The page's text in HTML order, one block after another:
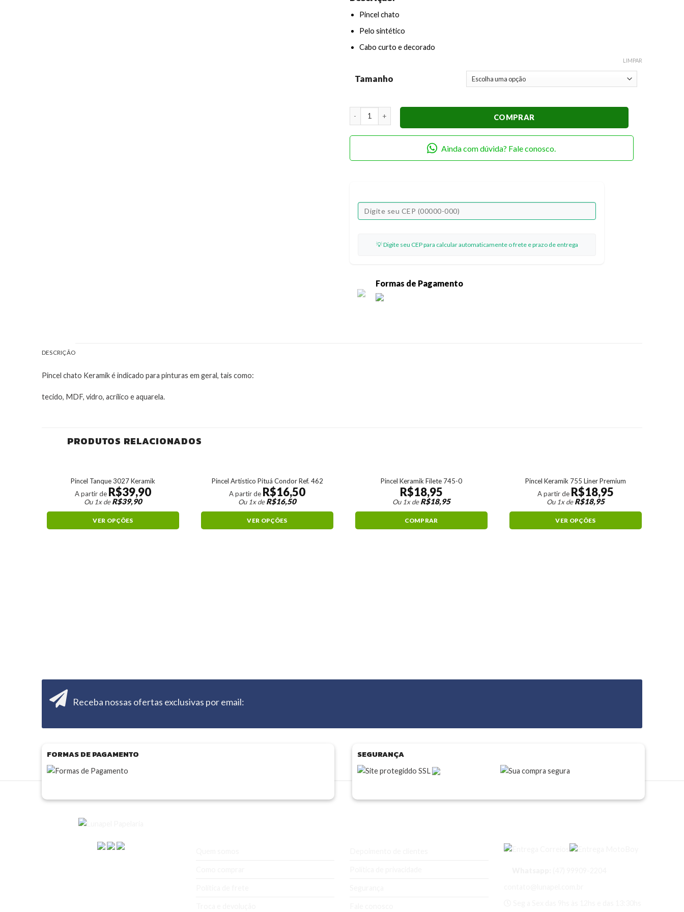
Pincel chato
Pelo sintético
Cabo curto e decorado
Tamanho
LIMPAR
Pincel Chato Keramik 230S Sintético quantidade
COMPRAR
Ainda com dúvida? Fale conosco.
💡 Digite seu CEP para calcular automaticamente o frete e prazo de entrega
Formas de Pagamento
DESCRIÇÃO
Pincel chato Keramik é indicado para pinturas em geral, tais como:
tecido, MDF, vidro, acrílico e aquarela.
PRODUTOS RELACIONADOS
Pincel Tanque 3027 Keramik
A partir de R$39,90
Ou 1x deR$39,90
VER OPÇÕES
Pincel Artístico Pituá Condor Ref. 462
A partir de R$16,50
Ou 1x deR$16,50
VER OPÇÕES
Pincel Keramik Filete 745-0
R$18,95
Ou 1x deR$18,95
COMPRAR
Pincel Keramik 755 Liner Premium
A partir de R$18,95
Ou 1x deR$18,95
VER OPÇÕES
Receba nossas ofertas exclusivas por email:
FORMAS DE PAGAMENTO SEGURANÇA